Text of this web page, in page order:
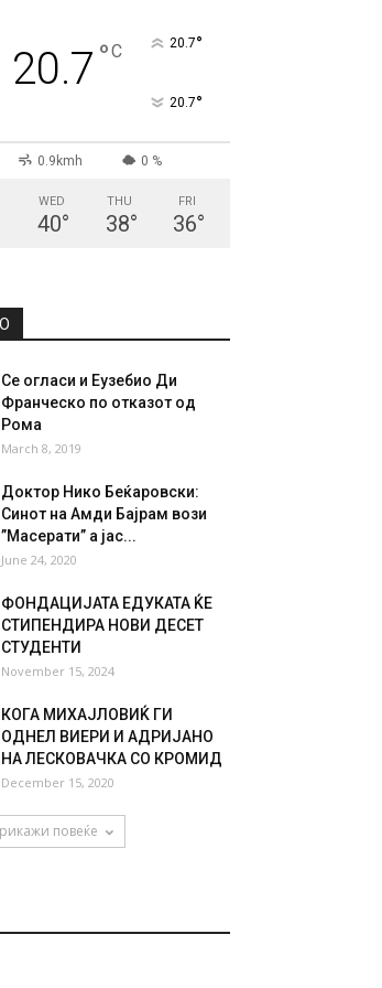
20.7
0.9kmh
WED
40 ° 38° 36°
Се огласи и Еузебио Ди
Франческо по отказот од
March 8, 2019
Доктор Нико Беќаровски:
”Масерати” а јас...
June 24, 2020
November 15, 2024